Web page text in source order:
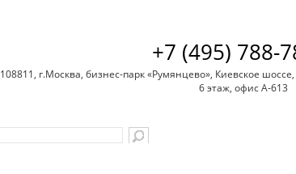
+7 (495) 788-
108811, г.Москва, бизнес-парк «Румянцево», Киевское
6 этаж, офис А-613